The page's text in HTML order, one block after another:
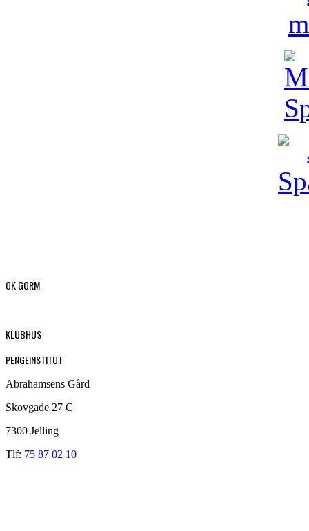
OK GORM
KLUBHUS
PENGEINSTITUT
Abrahamsens Gård
Skovgade 27 C
7300 Jelling
Tlf: 75 87 02 10